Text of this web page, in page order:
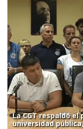
La CGT respaldó
universidad